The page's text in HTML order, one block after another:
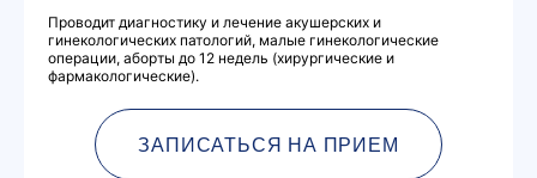
Проводит диагностику и лечение акушерских и
гинекологических патологий, малые гинекологические
операции, аборты до 12 недель (хирургические и
фармакологические).
ЗАПИСАТЬСЯ НА ПРИЕМ